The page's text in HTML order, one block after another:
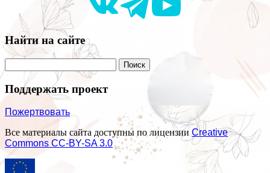
Найти на сайте
Поддержать проект
Пожертвовать
Все материалы сайта доступны по лицензииCreative
Commons СС-BY-SA 3.0